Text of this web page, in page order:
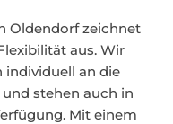
Oldendorf zeichnet
aus. Wir
individuell an die
stehen auch in
Mit einem